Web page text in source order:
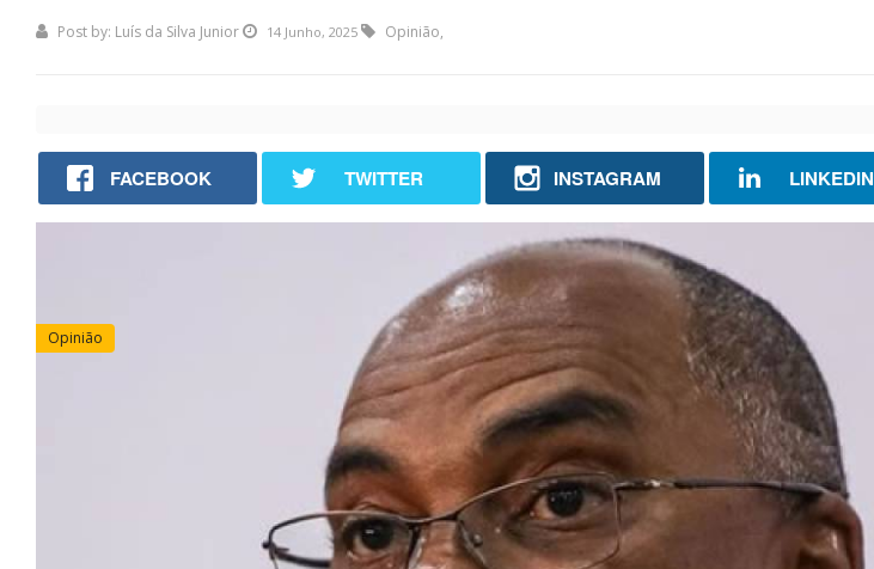
Post by: Luís da Silva Junior 14 Junho, 2025 Opinião,
FACEBOOK TWITTER INSTAGRAM LINKEDIN
Opinião